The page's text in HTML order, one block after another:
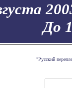
До
"Русский